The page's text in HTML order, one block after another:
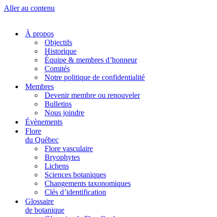
Aller au contenu
À propos
Objectifs
Historique
Équipe & membres d’honneur
Comités
Notre politique de confidentialité
Membres
Devenir membre ou renouveler
Bulletins
Nous joindre
Évènements
Flore
du Québec
Flore vasculaire
Bryophytes
Lichens
Sciences botaniques
Changements taxonomiques
Clés d’identification
Glossaire
de botanique